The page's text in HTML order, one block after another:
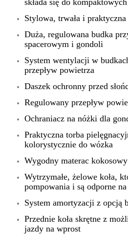
Stylowa, trwała i
Duża, regulowana budka
spacerowym i gondoli
System wentylacji w
przepływ powietrza
Daszek ochronny przed
Regulowany przepływ
Ochraniacz na nóżki dla
Praktyczna torba
kolorystycznie do wózka
Wygodny materac
Wytrzymałe, żelowe koła,
pompowania i są odporne
System amortyzacji z opcją
Przednie koła skrętne z
jazdy na wprost